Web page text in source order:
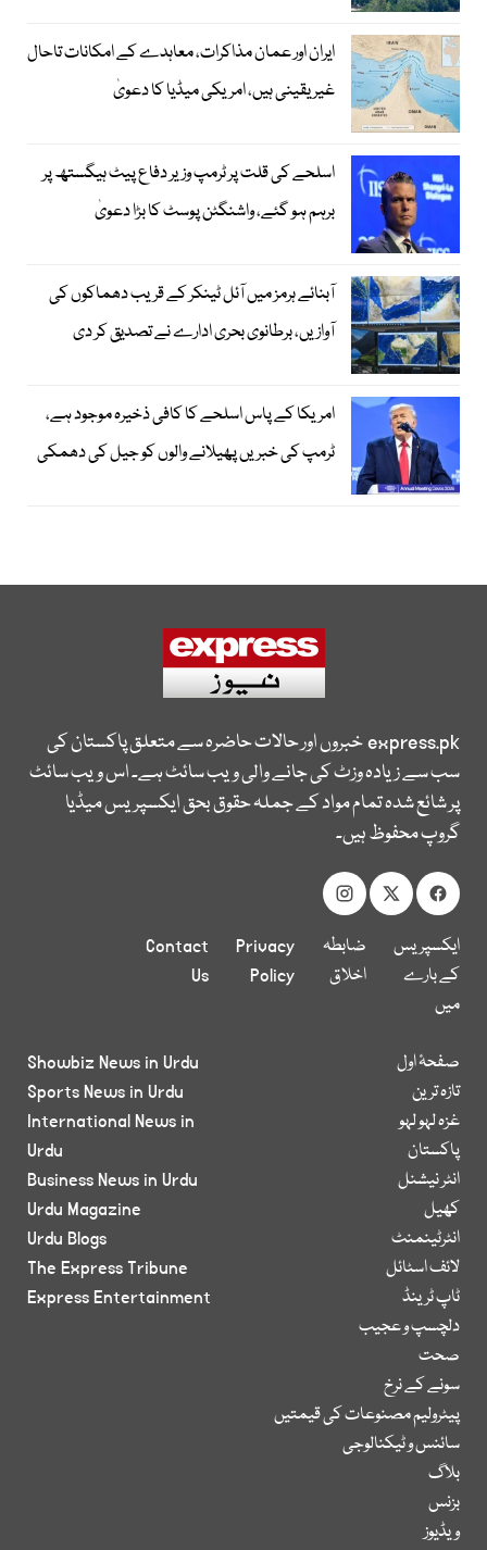
ایران اور عمان مذاکرات، معاہدے کے امکانات تاحال
غیر یقینی ہیں، امریکی میڈیا کا دعویٰ
اسلحے کی قلت پر ٹرمپ وزیر دفاع پیٹ ہیگستھ پر
برہم ہو گئے، واشنگٹن پوسٹ کا بڑا دعویٰ
آبنائے ہرمز میں آئل ٹینکر کے قریب دھماکوں کی
آوازیں، برطانوی بحری ادارے نے تصدیق کر دی
امریکا کے پاس اسلحے کا کافی ذخیرہ موجود ہے،
ٹرمپ کی خبریں پھیلانے والوں کو جیل کی دھمکی
express.pkخبروں اور حالات حاضرہ سے متعلق پاکستان کی
سب سے زیادہ وزٹ کی جانے والی ویب سائٹ ہے۔ اس ویب سائٹ
پر شائع شدہ تمام مواد کے جملہ حقوق بحق ایکسپریس میڈیا
گروپ محفوظ ہیں۔
ایکسپریس
کے بارے
میں
ضابطہ
اخلاق
Privacy
Policy
Contact
Us
صفحۂ اول
تازہ ترین
غزہ لہو لہو
پاکستان
انٹر نیشنل
کھیل
انٹرٹینمنٹ
لائف اسٹائل
ٹاپ ٹرینڈ
دلچسپ و عجیب
صحت
سونے کے نرخ
پیٹرولیم مصنوعات کی قیمتیں
سائنس و ٹیکنالوجی
بلاگ
بزنس
ویڈیوز
Showbiz News in Urdu
Sports News in Urdu
International News in
Urdu
Business News in Urdu
Urdu Magazine
Urdu Blogs
The Express Tribune
Express Entertainment